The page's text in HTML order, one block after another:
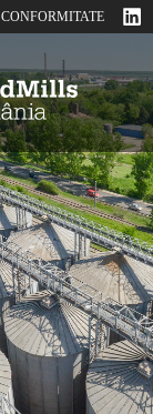
CONFORMITATE